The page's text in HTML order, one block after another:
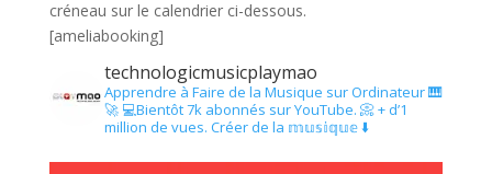
créneau sur le calendrier ci-dessous.
[ameliabooking]
technologicmusicplaymao
Apprendre à Faire de la Musique sur Ordinateur 🎹
🚀 💻Bientôt 7k abonnés sur YouTube. 📀 + d’1
million de vues. Créer de la 𝕞𝕦𝕤𝕚𝕢𝕦𝕖 ⬇️